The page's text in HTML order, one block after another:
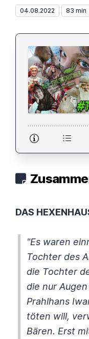
04.08.2022 83 min
DAS
"Es waren
Tochter des
die Tochter
die nur
Prahlhans
töten will,
Bären. Erst